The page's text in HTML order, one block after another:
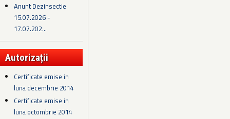
Anunt Dezinsectie
15.07.2026 -
17.07.202...
Autorizații
Certificate emise in
luna decembrie 2014
Certificate emise in
luna octombrie 2014